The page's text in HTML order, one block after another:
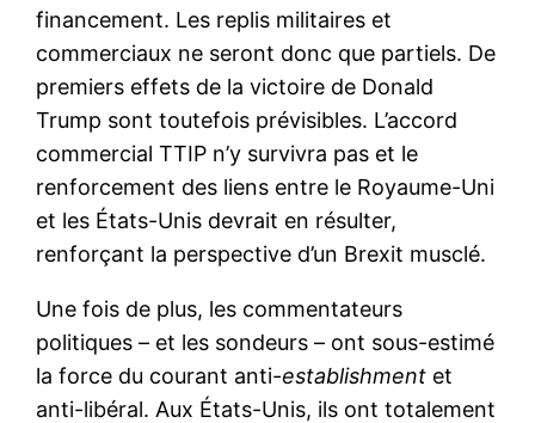
financement. Les replis militaires et
commerciaux ne seront donc que partiels. De
premiers effets de la victoire de Donald
Trump sont toutefois prévisibles. L’accord
commercial TTIP n’y survivra pas et le
renforcement des liens entre le Royaume-Uni
et les États-Unis devrait en résulter,
renforçant la perspective d’un Brexit musclé.
Une fois de plus, les commentateurs
politiques – et les sondeurs – ont sous-estimé
la force du courant anti-establishment et
anti-libéral. Aux États-Unis, ils ont totalement